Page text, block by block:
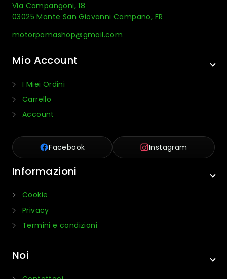
Via Campangoni, 18
03025 Monte San Giovanni Campano, FR
motorpamashop@gmail.com
Mio Account
I Miei Ordini
Carrello
Account
Facebook Instagram
Informazioni
Cookie
Privacy
Termini e condizioni
Noi